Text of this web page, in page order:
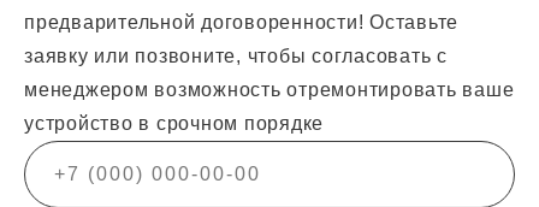
предварительной договоренности! Оставьте
заявку или позвоните, чтобы согласовать с
менеджером возможность отремонтировать ваше
устройство в срочном порядке